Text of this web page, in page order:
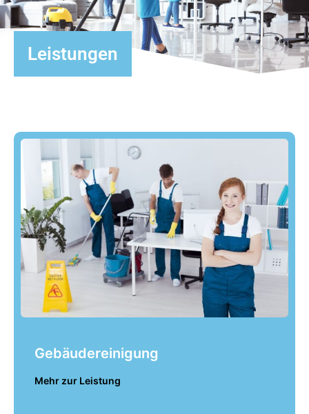
Leistungen
Gebäudereinigung
Mehr zur Leistung